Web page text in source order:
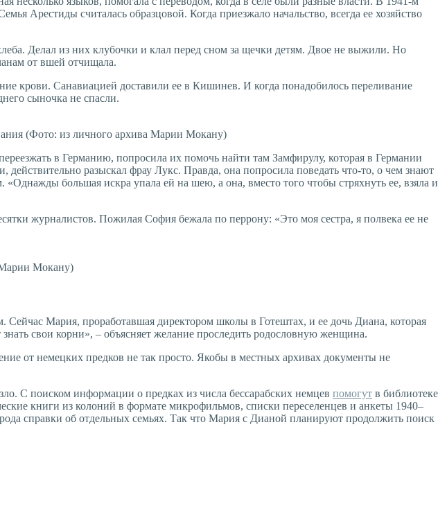
Арестиды считалась образцовой. Когда приезжало начальство, всегда ее хозяйство
Делал из них клубочки и клал перед сном за щечки детям. Двое не выжили. Но
от вшей отчищала.
крови. Санавиацией доставили ее в Кишинев. И когда понадобилось переливание
сыночка не спасли.
(Фото: из личного архива Марии Мокану)
в Германию, попросила их помочь найти там Замфирулу, которая в Германии
разыскал фрау Лукс. Правда, она попросила поведать что-то, о чем знают
большая искра упала ей на шею, а она, вместо того чтобы стряхнуть ее, взяла и
журналистов. Пожилая София бежала по перрону: «Это моя сестра, я полвека ее не
Марии Мокану)
Мария, проработавшая директором школы в Готештах, и ее дочь Диана, которая
свои корни», – объясняет желание проследить родословную женщина.
от немецких предков не так просто. Якобы в местных архивах документы не
С поиском информации о предках из числа бессарабских немцев помогут в библиотеке
книги из колоний в формате микрофильмов, списки переселенцев и анкеты 1940–
справки об отдельных семьях. Так что Мария с Дианой планируют продолжить поиск